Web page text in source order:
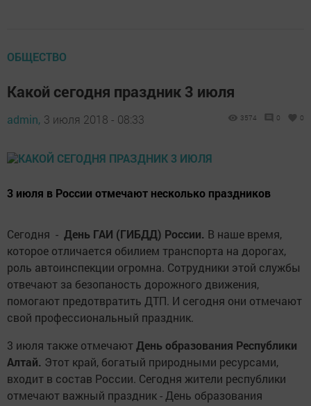
ОБЩЕСТВО
Какой сегодня праздник 3 июля
admin, 3 июля 2018 - 08:33 3574 0 0
3 июля в России отмечают несколько праздников
Сегодня - День ГАИ (ГИБДД) России. В наше время,
которое отличается обилием транспорта на дорогах,
роль автоинспекции огромна. Сотрудники этой службы
отвечают за безопаность дорожного движения,
помогают предотвратить ДТП. И сегодня они отмечают
свой профессиональный праздник.
3 июля также отмечаютДень образования Республики
Алтай. Этот край, богатый природными ресурсами,
входит в состав России. Сегодня жители республики
отмечают важный праздник - День образования